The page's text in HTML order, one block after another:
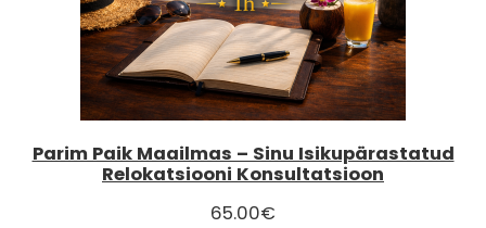
Parim Paik Maailmas – Sinu Isikupärastatud
Relokatsiooni Konsultatsioon
65.00€